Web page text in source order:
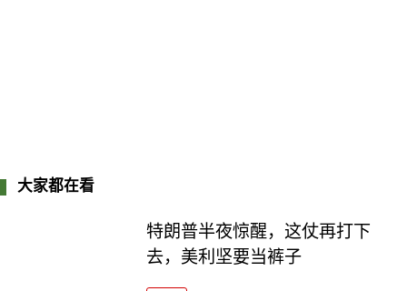
大家都在看
特朗普半夜惊醒，这仗再打下
去，美利坚要当裤子